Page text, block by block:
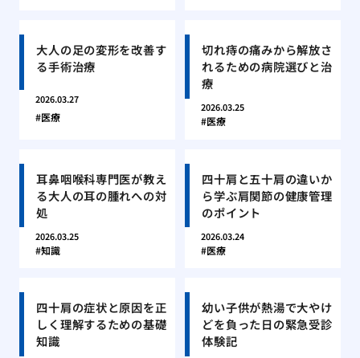
大人の足の変形を改善す
る手術治療
2026.03.27
医療
切れ痔の痛みから解放さ
れるための病院選びと治
療
2026.03.25
医療
耳鼻咽喉科専門医が教え
る大人の耳の腫れへの対
処
2026.03.25
知識
四十肩と五十肩の違いか
ら学ぶ肩関節の健康管理
のポイント
2026.03.24
医療
四十肩の症状と原因を正
しく理解するための基礎
知識
幼い子供が熱湯で大やけ
どを負った日の緊急受診
体験記